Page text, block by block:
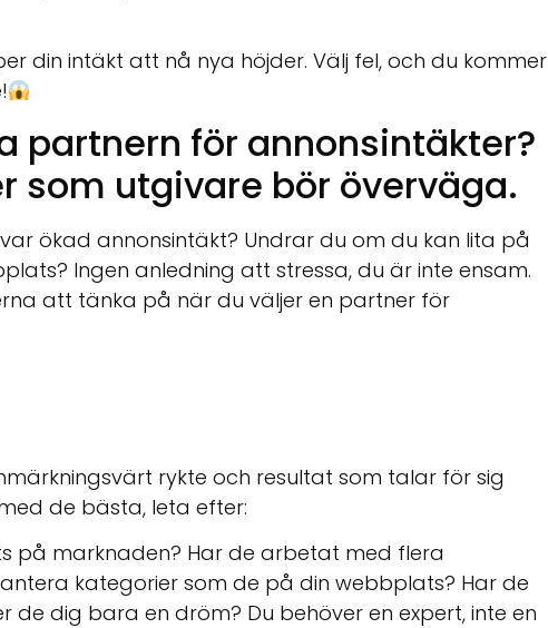
din intäkt att nå nya höjder. Välj fel, och du kommer
partnern för annonsintäkter?
som utgivare bör överväga.
ökad annonsintäkt? Undrar du om du kan lita på
Ingen anledning att stressa, du är inte ensam.
att tänka på när du väljer en partner för
rykte och resultat som talar för sig
de bästa, leta efter:
på marknaden? Har de arbetat med flera
kategorier som de på din webbplats? Har de
de dig bara en dröm? Du behöver en expert, inte en